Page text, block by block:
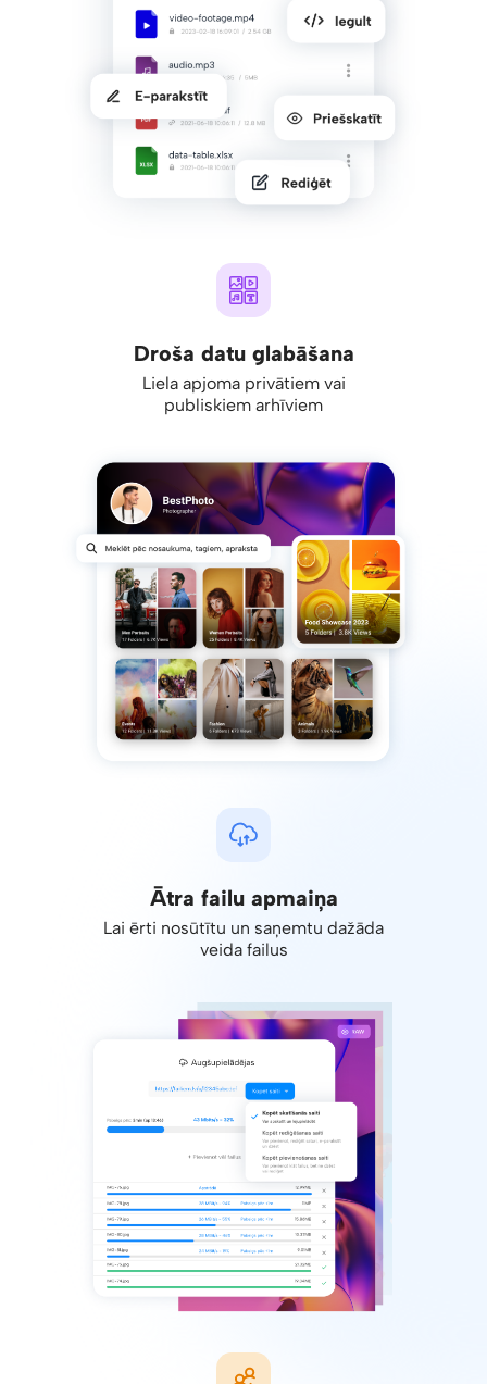
Droša datu glabāšana
Liela apjoma privātiem vai
publiskiem arhīviem
Ātra failu apmaiņa
Lai ērti nosūtītu un saņemtu dažāda
veida failus